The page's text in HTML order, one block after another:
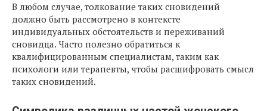
В любом случае, толкование таких сновидений
должно быть рассмотрено в контексте
индивидуальных обстоятельств и переживаний
сновидца. Часто полезно обратиться к
квалифицированным специалистам, таким как
психологи или терапевты, чтобы расшифровать смысл
таких сновидений.